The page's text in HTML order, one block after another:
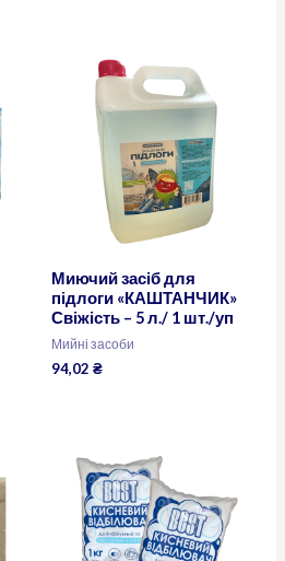
Миючий засіб для
підлоги «КАШТАНЧИК»
Свіжість – 5 л./ 1 шт./уп
Мийні засоби
94,02 ₴